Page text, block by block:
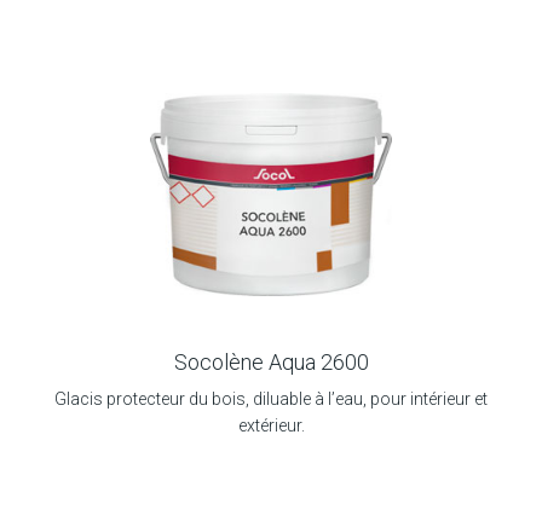
Socolène Aqua 2600
Glacis protecteur du bois, diluable à l’eau, pour intérieur et
extérieur.